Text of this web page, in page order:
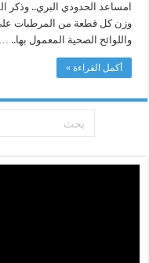
امساعد الحدودي البري..
وزن كل قطعة من المرطبات على
واللوائح الصحية المعمول بها.. …
أكمل القراءة »